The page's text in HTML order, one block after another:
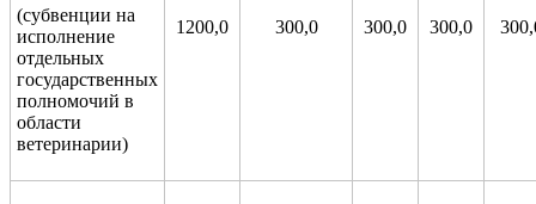
(субвенции на
исполнение
отдельных
государственных
полномочий в
области
ветеринарии)
1200,0 300,0 300,0 300,0